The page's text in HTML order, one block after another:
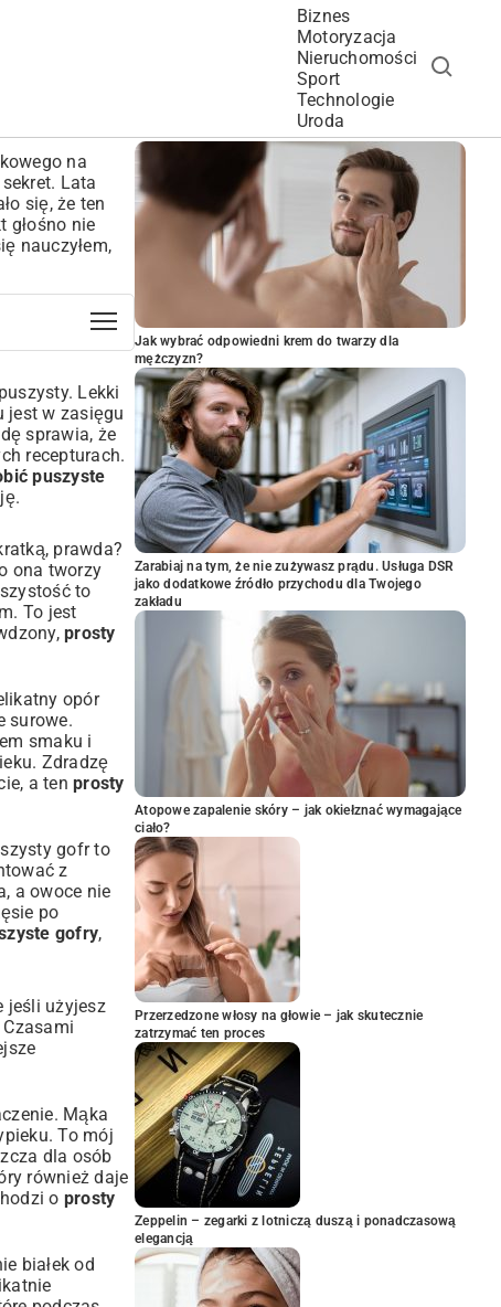
Biznes
Motoryzacja
Nieruchomości
Sport
Technologie
Uroda
na
Lata
się, że ten
głośno nie
nauczyłem,
Lekki
jest w zasięgu
sprawia, że
recepturach.
puszyste
prawda?
ona tworzy
to
To jest
prosty
opór
surowe.
smaku i
Zdradzę
a ten prosty
gofr to
z
a owoce nie
po
gofry,
jeśli użyjesz
Mąka
To mój
dla osób
również daje
o prosty
białek od
POPULARNE ARTYKUŁY
Jak wybrać odpowiedni krem do twarzy dla
mężczyzn?
Zarabiaj na tym, że nie zużywasz prądu. Usługa DSR
jako dodatkowe źródło przychodu dla Twojego
zakładu
Atopowe zapalenie skóry – jak okiełznać wymagające
ciało?
Przerzedzone włosy na głowie – jak skutecznie
zatrzymać ten proces
Zeppelin – zegarki z lotniczą duszą i ponadczasową
elegancją